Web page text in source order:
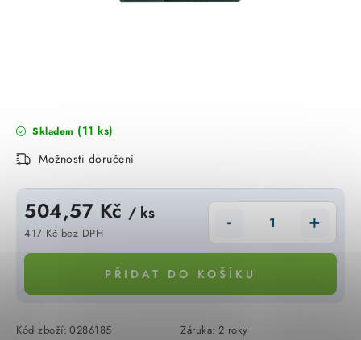
CHYTRÁ DOMÁCNOST
SVÍTIDLA domovní
Skladem (11 ks)
Možnosti doručení
504,57 Kč / ks
417 Kč bez DPH
Měrná cena:
PŘIDAT DO KOŠÍKU
Kód zboží: 0286185 Záruka: 2 roky